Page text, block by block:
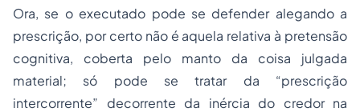
Ora, se o executado pode se defender alegando a
prescrição, por certo não é aquela relativa à pretensão
cognitiva, coberta pelo manto da coisa julgada
material; só pode se tratar da “prescrição
intercorrente” decorrente da inércia do credor na